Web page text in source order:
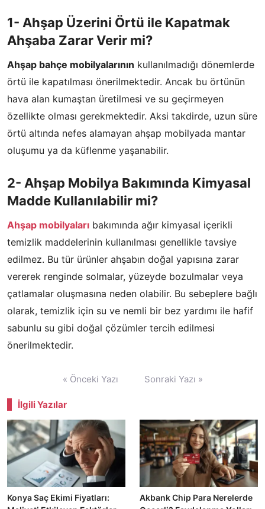
1- Ahşap Üzerini Örtü ile Kapatmak
Ahşaba Zarar Verir mi?
Ahşap bahçe mobilyalarının kullanılmadığı dönemlerde
örtü ile kapatılması önerilmektedir. Ancak bu örtünün
hava alan kumaştan üretilmesi ve su geçirmeyen
özellikte olması gerekmektedir. Aksi takdirde, uzun süre
örtü altında nefes alamayan ahşap mobilyada mantar
oluşumu ya da küflenme yaşanabilir.
2- Ahşap Mobilya Bakımında Kimyasal
Madde Kullanılabilir mi?
Ahşap mobilyaları bakımında ağır kimyasal içerikli
temizlik maddelerinin kullanılması genellikle tavsiye
edilmez. Bu tür ürünler ahşabın doğal yapısına zarar
vererek renginde solmalar, yüzeyde bozulmalar veya
çatlamalar oluşmasına neden olabilir. Bu sebeplere bağlı
olarak, temizlik için su ve nemli bir bez yardımı ile hafif
sabunlu su gibi doğal çözümler tercih edilmesi
önerilmektedir.
« Önceki Yazı Sonraki Yazı »
İlgili Yazılar
Konya Saç Ekimi Fiyatları:
Akbank Chip Para Nerelerde